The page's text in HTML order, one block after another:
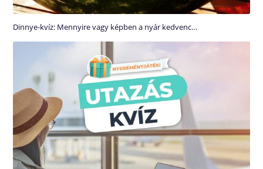
Dinnye-kvíz: Mennyire vagy képben a nyár kedvenc…